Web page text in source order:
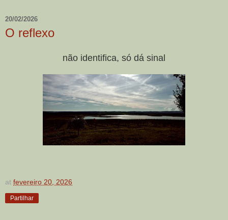
20/02/2026
O reflexo
não identifica, só dá sinal
at fevereiro 20, 2026
Partilhar